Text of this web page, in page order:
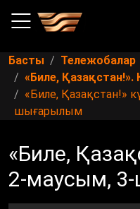
Басты Тележобалар
«Биле, Қазақстан!».
«Биле, Қазақстан!»
шығарылым
«Биле,
2-маусым,